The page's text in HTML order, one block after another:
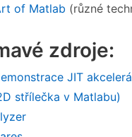
of Matlab (různé
zdroje:
JIT
střílečka v Matlabu)